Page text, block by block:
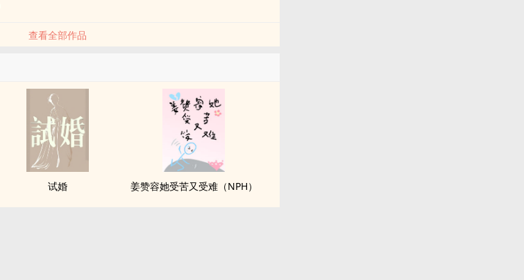
查看全部作品
试婚 姜赞容她受苦又受难（NPH）